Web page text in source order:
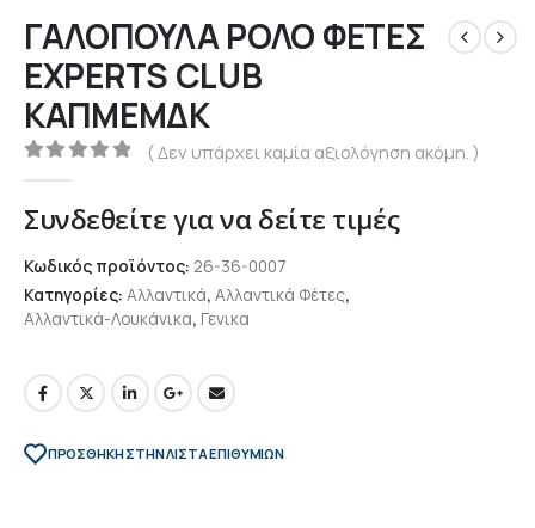
ΓΑΛΟΠΟΥΛΑ ΡΟΛΟ ΦΕΤΕΣ
EXPERTS CLUB
ΚΑΠΜΕΜΔΚ
0out of 5
( Δεν υπάρχει καμία αξιολόγηση ακόμη. )
Συνδεθείτε για να δείτε τιμές
Κωδικός προϊόντος: 26-36-0007
Κατηγορίες: Αλλαντικά, Αλλαντικά Φέτες,
Αλλαντικά-Λουκάνικα, Γενικα
ΠΡΌΣΘΉΚΗ ΣΤΗΝ ΛΊΣΤΑ ΕΠΙΘΥΜΙΏΝ